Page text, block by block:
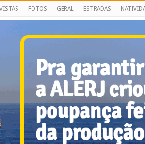
FOTOS GERAL ESTRADAS